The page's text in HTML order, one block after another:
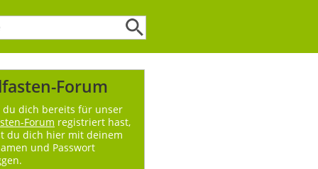
Forum
du dich bereits für unser
Forum registriert hast,
du dich hier mit deinem
und Passwort